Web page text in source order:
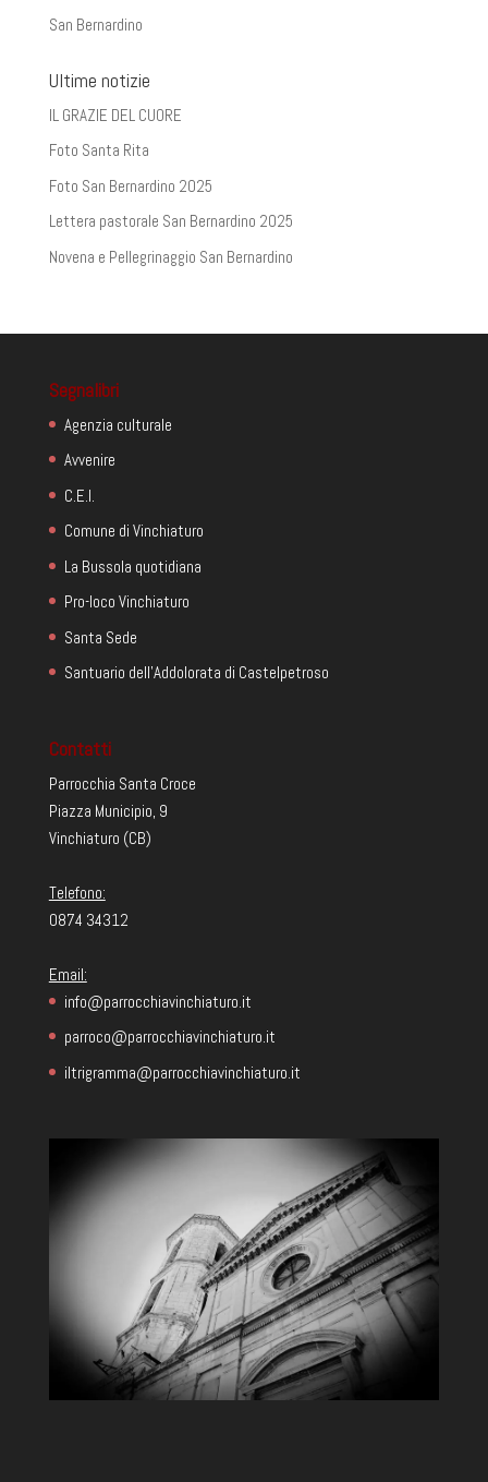
San Bernardino
Ultime notizie
IL GRAZIE DEL CUORE
Foto Santa Rita
Foto San Bernardino 2025
Lettera pastorale San Bernardino 2025
Novena e Pellegrinaggio San Bernardino
Segnalibri
Agenzia culturale
Avvenire
C.E.I.
Comune di Vinchiaturo
La Bussola quotidiana
Pro-loco Vinchiaturo
Santa Sede
Santuario dell'Addolorata di Castelpetroso
Contatti
Parrocchia Santa Croce
Piazza Municipio, 9
Vinchiaturo (CB)
Telefono:
0874 34312
Email:
info@parrocchiavinchiaturo.it
parroco@parrocchiavinchiaturo.it
iltrigramma@parrocchiavinchiaturo.it